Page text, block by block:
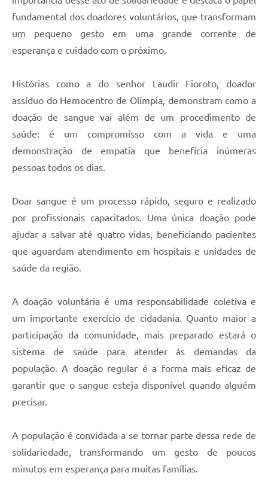
fundamental dos doadores voluntários, que transformam
um pequeno gesto em uma grande corrente de
esperança e cuidado com o próximo.
Histórias como a do senhor Laudir Fioroto, doador
assíduo do Hemocentro de Olímpia, demonstram como a
doação de sangue vai além de um procedimento de
saúde: é um compromisso com a vida e uma
demonstração de empatia que beneficia inúmeras
pessoas todos os dias.
Doar sangue é um processo rápido, seguro e realizado
por profissionais capacitados. Uma única doação pode
ajudar a salvar até quatro vidas, beneficiando pacientes
que aguardam atendimento em hospitais e unidades de
saúde da região.
A doação voluntária é uma responsabilidade coletiva e
um importante exercício de cidadania. Quanto maior a
participação da comunidade, mais preparado estará o
sistema de saúde para atender às demandas da
população. A doação regular é a forma mais eficaz de
garantir que o sangue esteja disponível quando alguém
precisar.
A população é convidada a se tornar parte dessa rede de
solidariedade, transformando um gesto de poucos
minutos em esperança para muitas famílias.